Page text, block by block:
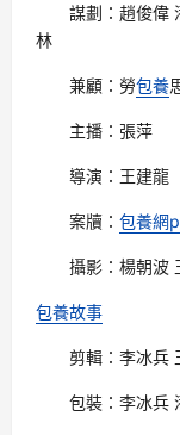
謀劃：趙俊偉
林
兼顧：勞包養
主播：張萍
導演：王建龍
案牘： 包養網
攝影：楊朝波
包養故事
剪輯：李冰兵
包裝：李冰兵